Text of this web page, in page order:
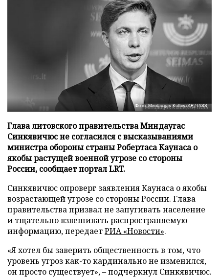
Фото: Mindaugas Kulbis/AP/TASS
Глава литовского правительства Миндаугас
Синкявичюс не согласился с высказываниями
министра обороны страны Робертаса Каунаса о
якобы растущей военной угрозе со стороны
России, сообщает портал LRT.
Синкявичюс опроверг заявления Каунаса о якобы
возрастающей угрозе со стороны России. Глава
правительства призвал не запугивать население
и тщательно взвешивать распространяемую
информацию, передаетРИА «Новости».
«Я хотел бы заверить общественность в том, что
уровень угроз как-то кардинально не изменился,
он просто существует», – подчеркнул Синкявичюс.